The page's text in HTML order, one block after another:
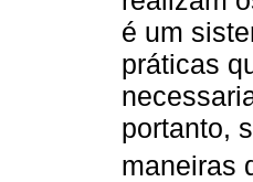
é um
práticas
portanto,
maneiras